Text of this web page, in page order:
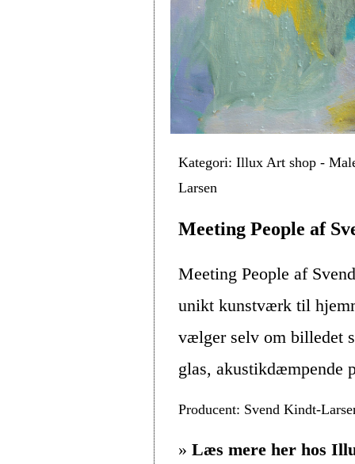
Kategori: Illux Art shop -
Larsen
Meeting People af
Meeting People af
unikt kunstværk til
vælger selv om billedet
glas, akustikdæmpende
Producent: Svend Kindt-
» Læs mere her hos